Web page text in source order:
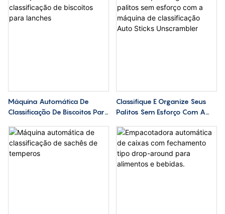
Máquina Automática De
Classificação De Biscoitos Para
Classifique E Organize Seus
Palitos Sem Esforço Com A
Auto Sticks Unscrambler